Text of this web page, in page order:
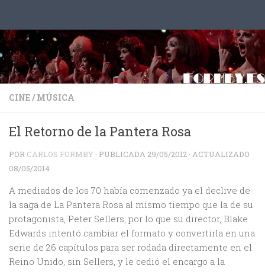
CINE/ MÚSICA
El Retorno de la Pantera Rosa
POR CARLOS FORMBY · PUBLICADA 29/05/2012 · ACTUALIZADO
08/05/2014
A mediados de los 70 había comenzado ya el declive de
la saga de La Pantera Rosa al mismo tiempo que la de su
protagonista, Peter Sellers, por lo que su director, Blake
Edwards intentó cambiar el formato y convertirla en una
serie de 26 capítulos para ser rodada directamente en el
Reino Unido, sin Sellers, y le cedió el encargo a la